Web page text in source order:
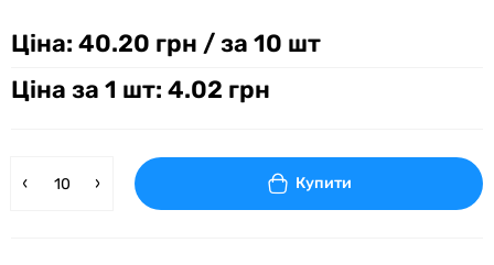
Ціна: 40.20 грн / за 10 шт
Ціна за 1 шт: 4.02 грн
Купити